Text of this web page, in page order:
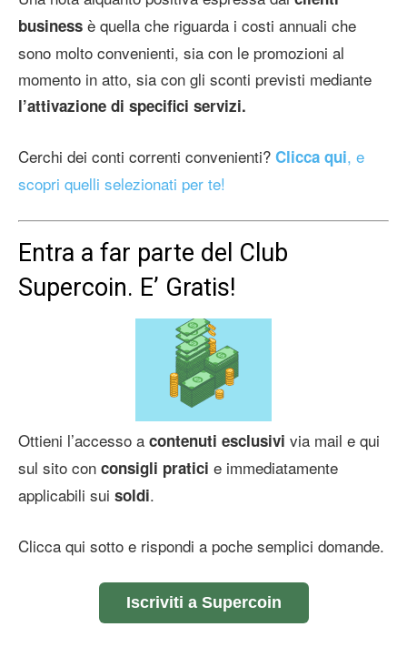
business è quella che riguarda i costi annuali che
sono molto convenienti, sia con le promozioni al
momento in atto, sia con gli sconti previsti mediante
l’attivazione di specifici servizi.
Cerchi dei conti correnti convenienti? Clicca qui, e
scopri quelli selezionati per te!
Entra a far parte del Club
Supercoin. E’ Gratis!
Ottieni l’accesso a contenuti esclusivi via mail e qui
sul sito con consigli pratici e immediatamente
applicabili sui soldi.
Clicca qui sotto e rispondi a poche semplici domande.
Iscriviti a Supercoin